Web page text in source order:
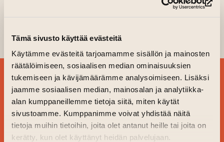
Tämä sivusto käyttää evästeitä
Käytämme evästeitä tarjoamamme sisällön ja mainosten
räätälöimiseen, sosiaalisen median ominaisuuksien
tukemiseen ja kävijämäärämme analysoimiseen. Lisäksi
jaamme sosiaalisen median, mainosalan ja analytiikka-
alan kumppaneillemme tietoja siitä, miten käytät
sivustoamme. Kumppanimme voivat yhdistää näitä
tietoja muihin tietoihin, joita olet antanut heille tai joita on
kerätty, kun olet käyttänyt heidän palvelujaan.
ILMIÖ är musik, konst, liv – och
verkligen ett evenemang för hela
staden.
BESTÄLL VÅRT
NYHETSBREV OCH
FÖLJ VAD SOM ÄR PÅ
GÅNG!